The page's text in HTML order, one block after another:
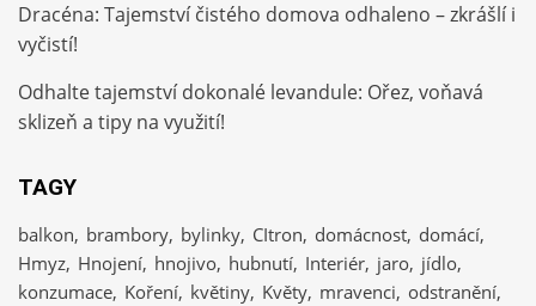
Dracéna: Tajemství čistého domova odhaleno – zkrášlí i
vyčistí!
Odhalte tajemství dokonalé levandule: Ořez, voňavá
sklizeň a tipy na využití!
TAGY
balkon brambory bylinky CItron domácnost domácí
Hmyz Hnojení hnojivo hubnutí Interiér jaro jídlo
konzumace Koření květiny Květy mravenci odstranění